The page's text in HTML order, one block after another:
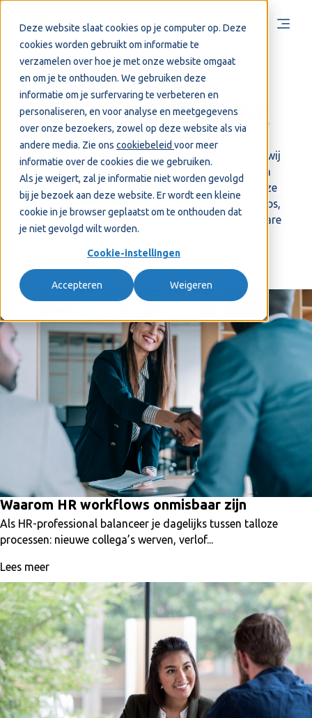
Deze website slaat cookies op je computer op. Deze
cookies worden gebruikt om informatie te
verzamelen over hoe je met onze website omgaat
en om je te onthouden. We gebruiken deze
informatie om je surfervaring te verbeteren en
personaliseren, en voor analyse en meetgegevens
over onze bezoekers, zowel op deze website als via
andere media. Zie ons cookiebeleid voor meer
informatie over de cookies die we gebruiken.
Als je weigert, zal je informatie niet worden gevolgd
bij je bezoek aan deze website. Er wordt een kleine
cookie in je browser geplaatst om te onthouden dat
je niet gevolgd wilt worden.
Cookie-instellingen
Accepteren Weigeren
Blog overzicht
De boekhoudwereld is constant in beweging en wij
bewegen mee. We houden je op de hoogte van
recente ontwikkelingen en vernieuwingen in onze
software en binnen de branche. Ook delen we tips,
tricks en inzichten, zodat je alles uit onze software
kunt halen.
Waarom HR workflows onmisbaar zijn
Als HR-professional balanceer je dagelijks tussen talloze
processen: nieuwe collega’s werven, verlof...
Lees meer